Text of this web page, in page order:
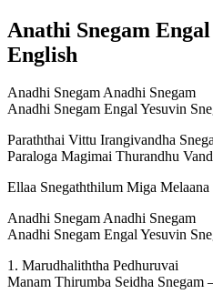
Anathi Snegam
English
Anadhi Snegam Anadhi Snegam
Anadhi Snegam Engal Yesuvin
Paraththai Vittu Irangivandha
Paraloga Magimai Thurandhu
Ellaa Snegaththilum Miga Melaana
Anadhi Snegam Anadhi Snegam
Anadhi Snegam Engal Yesuvin
1. Marudhaliththa Pedhuruvai
Manam Thirumba Seidha Snegam